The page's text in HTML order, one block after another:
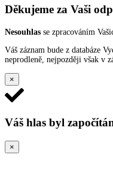
Děkujeme za Vaši
Nesouhlas se zpracováním
Váš záznam bude z databáze
neprodleně, nejpozději však v
×
Váš hlas byl
×